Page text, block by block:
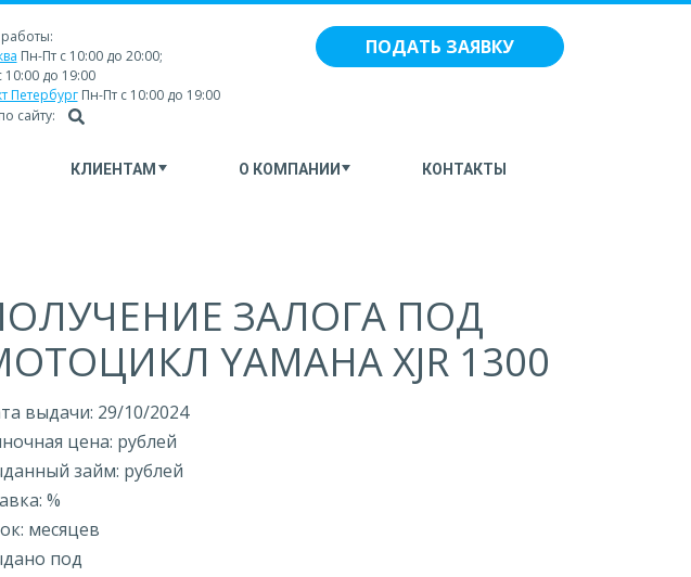
Пн-Пт с 10:00 до 20:00;
10:00 до 19:00
ПетербургПн-Пт с 10:00 до 19:00
сайту:
ПОДАТЬ ЗАЯВКУ
КЛИЕНТАМ О КОМПАНИИ КОНТАКТЫ
ЗАЛОГА ПОД
YAMAHA XJR 1300
выдачи: 29/10/2024
цена: рублей
займ: рублей
%
месяцев
под